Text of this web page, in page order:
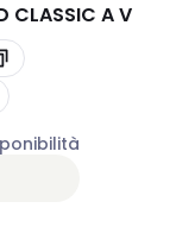
CLASSIC A V